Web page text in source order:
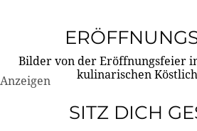
Bilder von der Eröffnungsfeier
kulinarischen
Anzeigen
SITZ DICH